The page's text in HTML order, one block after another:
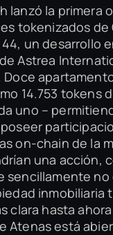
lanzó la primera
tokenizados de
un desarrollo
Astrea
Doce
14.753 tokens
uno –
on-chain de la
una acción,
sencillamente no
inmobiliaria
clara hasta
Atenas está